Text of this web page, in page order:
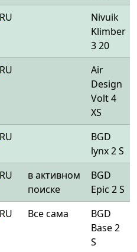
RU
Nivuik
Klimber
3 20
RU
Air
Design
Volt 4
XS
RU
BGD
lynx 2 S
RU
в активном
поиске
BGD
Epic 2 S
RU Все сама
BGD
Base 2
S